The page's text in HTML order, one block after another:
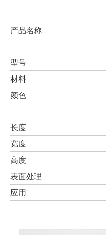
产品名称
型号
材料
颜色
长度
宽度
高度
表面处理
应用